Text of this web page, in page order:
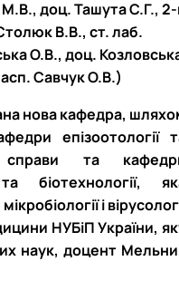
доц. Ташута С.Г.,
В.В., ст. лаб.
О.В., доц.
Савчук О.В.)
нова кафедра,
епізоотології
справи та
та біотехнології,
і
НУБіП України,
наук, доцент